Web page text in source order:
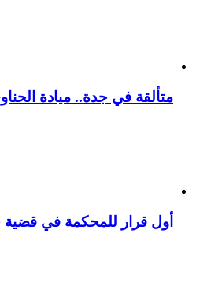
متألقة في جدة.. ميادة
أول قرار للمحكمة في قضية